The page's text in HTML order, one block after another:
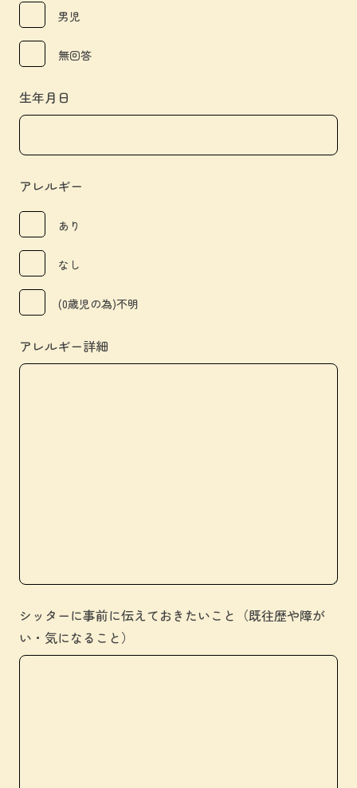
男児
無回答
生年月日
アレルギー
あり
なし
(0歳児の為)不明
アレルギー詳細
シッターに事前に伝えておきたいこと（既往歴や障が
い・気になること）